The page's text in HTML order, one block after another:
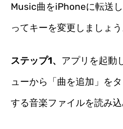
Music曲をiPhoneに転送
ってキーを変更しましょう
ステップ1、 アプリを起動
ューから「曲を追加」を
する音楽ファイルを読み込